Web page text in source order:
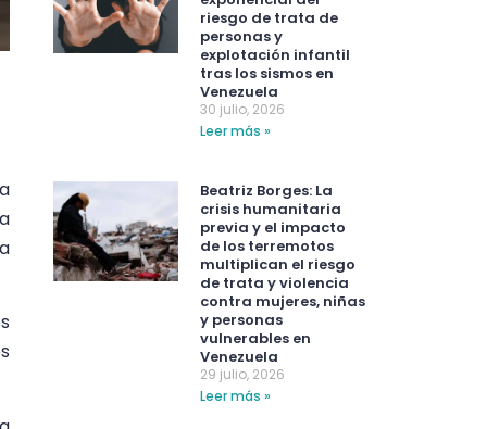
riesgo de trata de
personas y
explotación infantil
tras los sismos en
Venezuela
30 julio, 2026
Leer más »
Beatriz Borges: La
crisis humanitaria
previa y el impacto
de los terremotos
multiplican el riesgo
de trata y violencia
contra mujeres, niñas
y personas
vulnerables en
Venezuela
29 julio, 2026
Leer más »